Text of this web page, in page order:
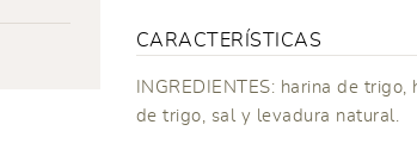
CARACTERÍSTICAS
INGREDIENTES: harina de
de trigo, sal y levadura natural.